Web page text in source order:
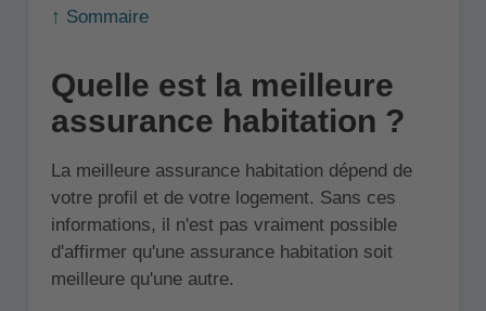
↑ Sommaire
Quelle est la meilleure
assurance habitation ?
La meilleure assurance habitation dépend de
votre profil et de votre logement. Sans ces
informations, il n'est pas vraiment possible
d'affirmer qu'une assurance habitation soit
meilleure qu'une autre.